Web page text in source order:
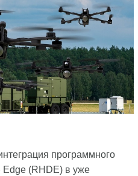
программного
Edge (RHDE) в уже